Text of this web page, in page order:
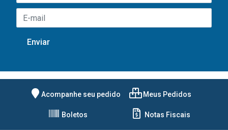
Acompanhe seu pedido Meus Pedidos
Boletos Notas Fiscais